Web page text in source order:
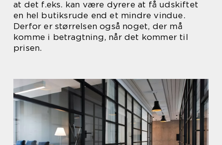
at det f.eks. kan være dyrere at få udskiftet
en hel butiksrude end et mindre vindue.
Derfor er størrelsen også noget, der må
komme i betragtning, når det kommer til
prisen.